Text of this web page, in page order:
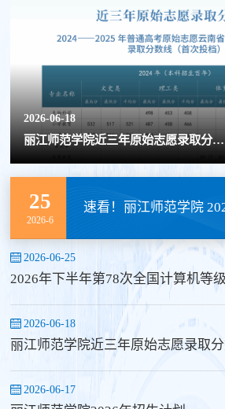
2026-06-18
丽江师范学院近三年原始志愿录取分数线
25
2026-6
2026-06-25
2026-06-18
丽江师范学院近三年原始志愿录取
2026-06-17